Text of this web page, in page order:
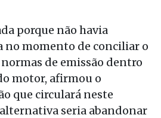
porque não havia
no momento de conciliar o
de emissão dentro
motor, afirmou o
que circulará neste
seria abandonar